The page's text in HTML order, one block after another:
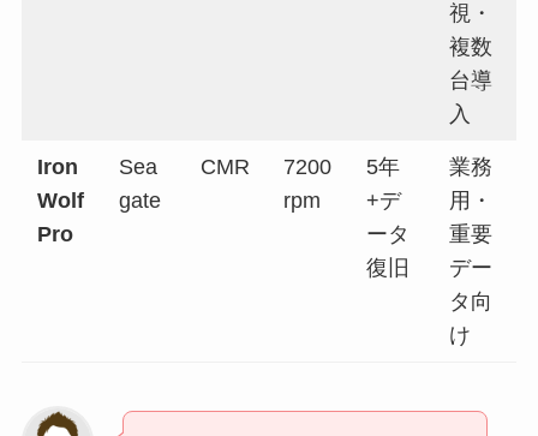
視・
複数
台導
入
Iron
Wolf
Pro
Sea
gate
CMR
7200
rpm
5年
+デ
ータ
復旧
業務
用・
重要
デー
タ向
け